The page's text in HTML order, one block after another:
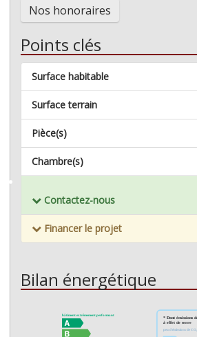
Nos honoraires
Points clés
Surface habitable
Surface terrain
Pièce(s)
Chambre(s)
Contactez-nous
Financer le projet
Bilan énergétique